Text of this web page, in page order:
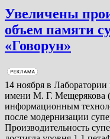
Увеличены
объем памяти
«Говорун»
14 ноября в
имени М. Г. Мещерякова
информационным
после модернизации
Производительность